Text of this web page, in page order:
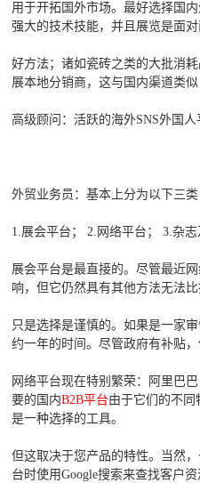
用于开拓国外市场。最好选择国
强大的技术技能，并且展览是面对
好方法；诸如瓷砖之类的大批消
展本地分销商，这与国内渠道类似
高级顾问：活跃的海外SNS外国
外贸业务员：基本上分为以下三类
1.展会平台； 2.网络平台； 3.杂志
展会平台是最直接的。尽管最近
响，但它仍然具有其他方法无法比
只是选择是谨慎的。如果是一家
约一年的时间。尽管政府有补贴，
网络平台现在特别繁荣：阿里巴
要的国内B2B平台由于它们的不
是一种选择的工具。
但这取决于您产品的特性。当然
台时使用Google搜索来查找客户